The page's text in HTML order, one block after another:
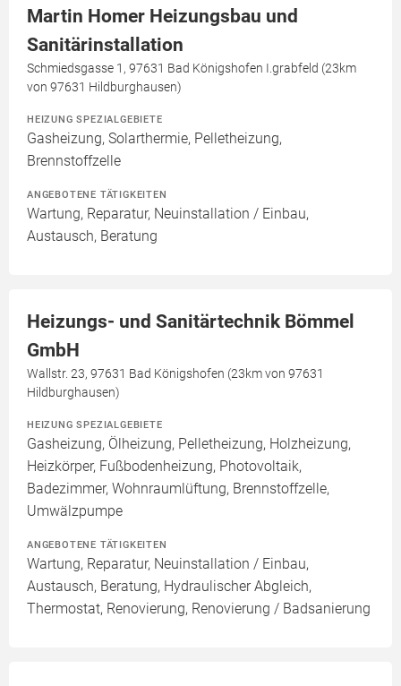
Martin Homer Heizungsbau und
Sanitärinstallation
Schmiedsgasse 1, 97631 Bad Königshofen I.grabfeld (23km
von 97631 Hildburghausen)
HEIZUNG SPEZIALGEBIETE
Gasheizung, Solarthermie, Pelletheizung,
Brennstoffzelle
ANGEBOTENE TÄTIGKEITEN
Wartung, Reparatur, Neuinstallation / Einbau,
Austausch, Beratung
Heizungs- und Sanitärtechnik Bömmel
GmbH
Wallstr. 23, 97631 Bad Königshofen (23km von 97631
Hildburghausen)
HEIZUNG SPEZIALGEBIETE
Gasheizung, Ölheizung, Pelletheizung, Holzheizung,
Heizkörper, Fußbodenheizung, Photovoltaik,
Badezimmer, Wohnraumlüftung, Brennstoffzelle,
Umwälzpumpe
ANGEBOTENE TÄTIGKEITEN
Wartung, Reparatur, Neuinstallation / Einbau,
Austausch, Beratung, Hydraulischer Abgleich,
Thermostat, Renovierung, Renovierung / Badsanierung